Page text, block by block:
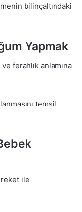
bilinçaltındaki
Yapmak
ve ferahlık anlamına
temsil
ile